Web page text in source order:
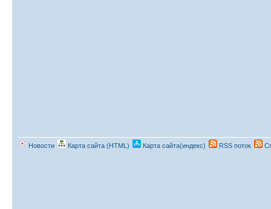
Новости Карта сайта (HTML) Карта сайта(индекс) RSS поток